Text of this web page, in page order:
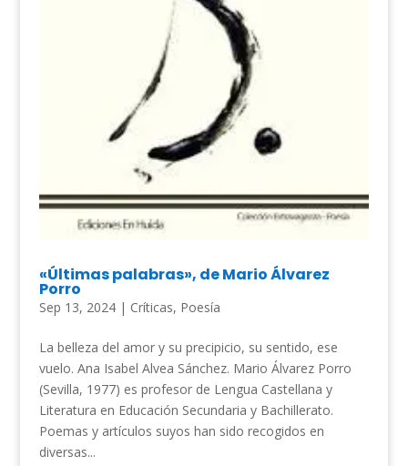
«Últimas palabras», de Mario Álvarez
Porro
Sep 13, 2024| Críticas, Poesía
La belleza del amor y su precipicio, su sentido, ese
vuelo. Ana Isabel Alvea Sánchez. Mario Álvarez Porro
(Sevilla, 1977) es profesor de Lengua Castellana y
Literatura en Educación Secundaria y Bachillerato.
Poemas y artículos suyos han sido recogidos en
diversas...